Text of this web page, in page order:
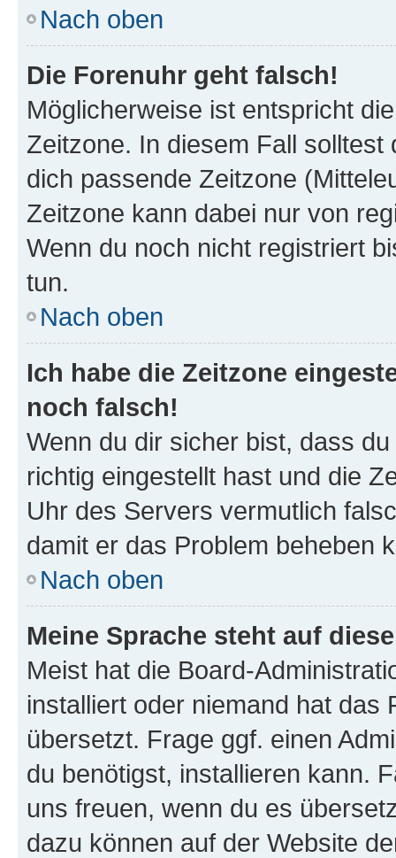
Nach oben
Die Forenuhr geht falsch!
Möglicherweise ist entspricht
Zeitzone. In diesem Fall solltest
dich passende Zeitzone
Zeitzone kann dabei nur von
Wenn du noch nicht registriert
tun.
Nach oben
Ich habe die Zeitzone
noch falsch!
Wenn du dir sicher bist, dass
richtig eingestellt hast und die
Uhr des Servers vermutlich
damit er das Problem beheben
Nach oben
Meine Sprache steht auf
Meist hat die Board-
installiert oder niemand hat das
übersetzt. Frage ggf. einen
du benötigst, installieren kann.
uns freuen, wenn du es
dazu können auf der Website